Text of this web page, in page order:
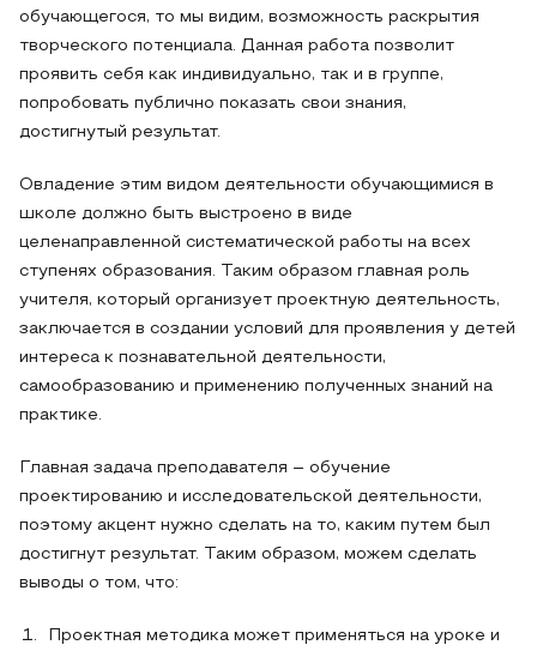
обучающегося, то мы видим, возможность раскрытия
творческого потенциала. Данная работа позволит
проявить себя как индивидуально, так и в группе,
попробовать публично показать свои знания,
достигнутый результат.
Овладение этим видом деятельности обучающимися в
школе должно быть выстроено в виде
целенаправленной систематической работы на всех
ступенях образования. Таким образом главная роль
учителя, который организует проектную деятельность,
заключается в создании условий для проявления у детей
интереса к познавательной деятельности,
самообразованию и применению полученных знаний на
практике.
Главная задача преподавателя – обучение
проектированию и исследовательской деятельности,
поэтому акцент нужно сделать на то, каким путем был
достигнут результат. Таким образом, можем сделать
выводы о том, что:
Проектная методика может применяться на уроке и